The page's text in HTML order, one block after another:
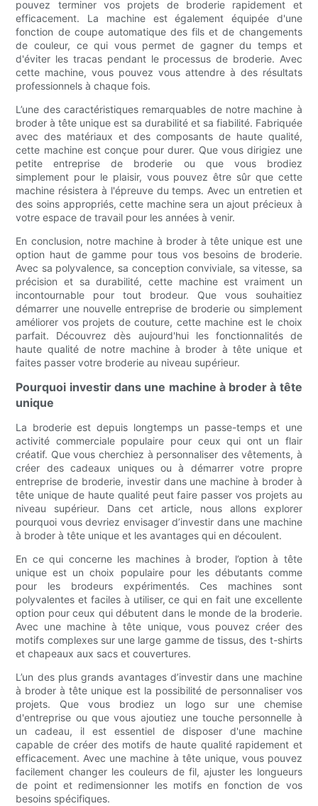
pouvez terminer vos projets de broderie rapidement et
efficacement. La machine est également équipée d'une
fonction de coupe automatique des fils et de changements
de couleur, ce qui vous permet de gagner du temps et
d'éviter les tracas pendant le processus de broderie. Avec
cette machine, vous pouvez vous attendre à des résultats
professionnels à chaque fois.
L’une des caractéristiques remarquables de notre machine à
broder à tête unique est sa durabilité et sa fiabilité. Fabriquée
avec des matériaux et des composants de haute qualité,
cette machine est conçue pour durer. Que vous dirigiez une
petite entreprise de broderie ou que vous brodiez
simplement pour le plaisir, vous pouvez être sûr que cette
machine résistera à l'épreuve du temps. Avec un entretien et
des soins appropriés, cette machine sera un ajout précieux à
votre espace de travail pour les années à venir.
En conclusion, notre machine à broder à tête unique est une
option haut de gamme pour tous vos besoins de broderie.
Avec sa polyvalence, sa conception conviviale, sa vitesse, sa
précision et sa durabilité, cette machine est vraiment un
incontournable pour tout brodeur. Que vous souhaitiez
démarrer une nouvelle entreprise de broderie ou simplement
améliorer vos projets de couture, cette machine est le choix
parfait. Découvrez dès aujourd'hui les fonctionnalités de
haute qualité de notre machine à broder à tête unique et
faites passer votre broderie au niveau supérieur.
Pourquoi investir dans une machine à broder à tête
unique
La broderie est depuis longtemps un passe-temps et une
activité commerciale populaire pour ceux qui ont un flair
créatif. Que vous cherchiez à personnaliser des vêtements, à
créer des cadeaux uniques ou à démarrer votre propre
entreprise de broderie, investir dans une machine à broder à
tête unique de haute qualité peut faire passer vos projets au
niveau supérieur. Dans cet article, nous allons explorer
pourquoi vous devriez envisager d’investir dans une machine
à broder à tête unique et les avantages qui en découlent.
En ce qui concerne les machines à broder, l’option à tête
unique est un choix populaire pour les débutants comme
pour les brodeurs expérimentés. Ces machines sont
polyvalentes et faciles à utiliser, ce qui en fait une excellente
option pour ceux qui débutent dans le monde de la broderie.
Avec une machine à tête unique, vous pouvez créer des
motifs complexes sur une large gamme de tissus, des t-shirts
et chapeaux aux sacs et couvertures.
L’un des plus grands avantages d’investir dans une machine
à broder à tête unique est la possibilité de personnaliser vos
projets. Que vous brodiez un logo sur une chemise
d'entreprise ou que vous ajoutiez une touche personnelle à
un cadeau, il est essentiel de disposer d'une machine
capable de créer des motifs de haute qualité rapidement et
efficacement. Avec une machine à tête unique, vous pouvez
facilement changer les couleurs de fil, ajuster les longueurs
de point et redimensionner les motifs en fonction de vos
besoins spécifiques.